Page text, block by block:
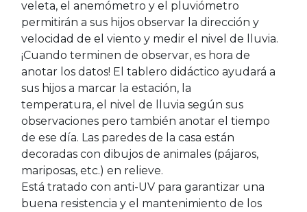
veleta, el anemómetro y el pluviómetro
permitirán a sus hijos observar la dirección y
velocidad de el viento y medir el nivel de lluvia.
¡Cuando terminen de observar, es hora de
anotar los datos! El tablero didáctico ayudará a
sus hijos a marcar la estación, la
temperatura, el nivel de lluvia según sus
observaciones pero también anotar el tiempo
de ese día. Las paredes de la casa están
decoradas con dibujos de animales (pájaros,
mariposas, etc.) en relieve.
Está tratado con anti-UV para garantizar una
buena resistencia y el mantenimiento de los